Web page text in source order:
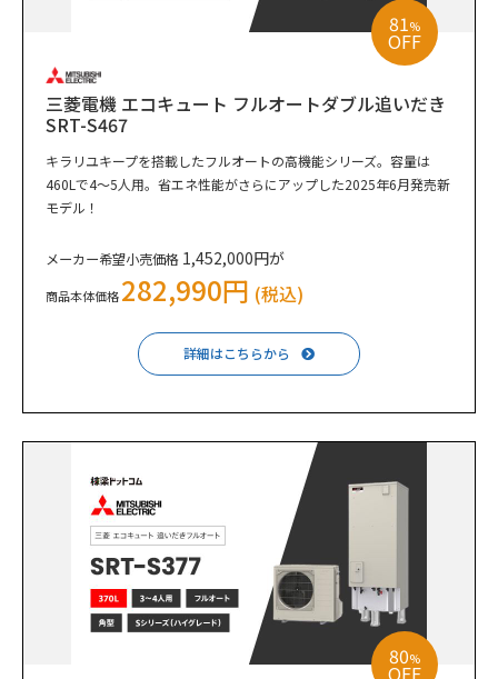
81%
OFF
三菱電機 エコキュート フルオートダブル追いだき
SRT-S467
キラリユキープを搭載したフルオートの高機能シリーズ。容量は
460Lで4～5人用。省エネ性能がさらにアップした2025年6月発売新
モデル！
メーカー希望小売価格 1,452,000円が
商品本体価格282,990円 (税込)
詳細はこちらから
80%